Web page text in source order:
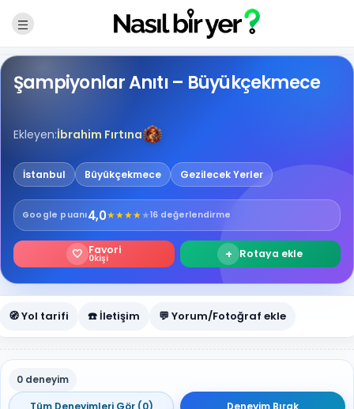
Şampiyonlar Anıtı – Büyükçekmece
Ekleyen:İbrahim Fırtına
İstanbul Büyükçekmece Gezilecek Yerler
Google puanı4,0★★★★★16 değerlendirme
🤍 Favori
0kişi + Rotaya ekle
🧭 Yol tarifi ☎️ İletişim 💬 Yorum/Fotoğraf ekle
0 deneyim
Tüm Deneyimleri Gör (0)
Deneyim Bırak